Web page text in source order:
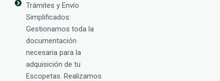
Trámites y Envío
Simplificados:
Gestionamos toda la
documentación
necesaria para la
adquisición de tu
Escopetas. Realizamos